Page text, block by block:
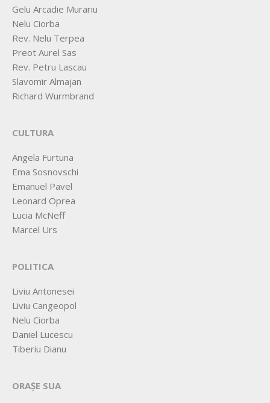
Gelu Arcadie Murariu
Nelu Ciorba
Rev. Nelu Terpea
Preot Aurel Sas
Rev. Petru Lascau
Slavomir Almajan
Richard Wurmbrand
CULTURA
Angela Furtuna
Ema Sosnovschi
Emanuel Pavel
Leonard Oprea
Lucia McNeff
Marcel Urs
POLITICA
Liviu Antonesei
Liviu Cangeopol
Nelu Ciorba
Daniel Lucescu
Tiberiu Dianu
ORAȘE SUA